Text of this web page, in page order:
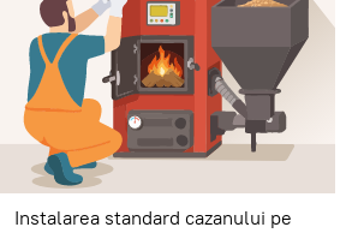
Instalarea standard cazanului pe